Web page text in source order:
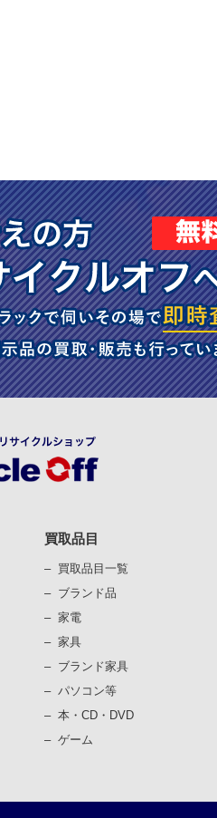
買取品目
買取品目一覧
ブランド品
家電
家具
ブランド家具
パソコン等
本・CD・DVD
ゲーム